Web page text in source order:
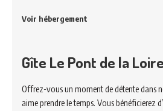
Voir hébergement
Gîte Le Pont de la Loire
Offrez-vous un moment de détente dans
aime prendre le temps. Vous bénéficierez